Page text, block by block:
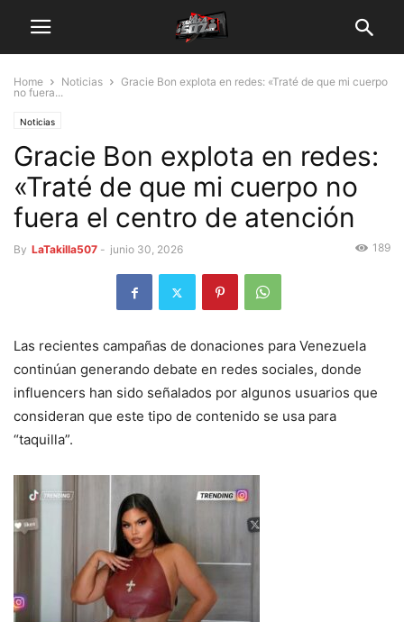
Home Noticias
Gracie Bon explota en redes: «Traté de que mi cuerpo
no fuera...
Noticias
Gracie Bon explota en redes:
«Traté de que mi cuerpo no
fuera el centro de atención
By LaTakilla507 - junio 30, 2026 189
Las recientes campañas de donaciones para Venezuela
continúan generando debate en redes sociales, donde
influencers han sido señalados por algunos usuarios que
consideran que este tipo de contenido se usa para
“taquilla”.